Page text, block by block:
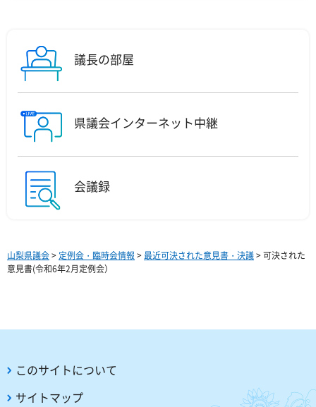
議長の部屋
県議会インターネット中継
会議録
山梨県議会> 定例会・臨時会情報 >最近可決された意見書・決議> 可決された
意見書(令和6年2月定例会）
このサイトについて
サイトマップ